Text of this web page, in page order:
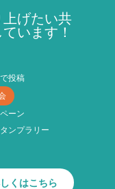
上げたい共
います！
投稿
ーン
ンプラリー
くはこちら